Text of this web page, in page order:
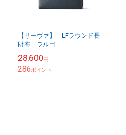
【リーヴァ】 LFラウンド長
財布 ラルゴ
28,600円
286ポイント